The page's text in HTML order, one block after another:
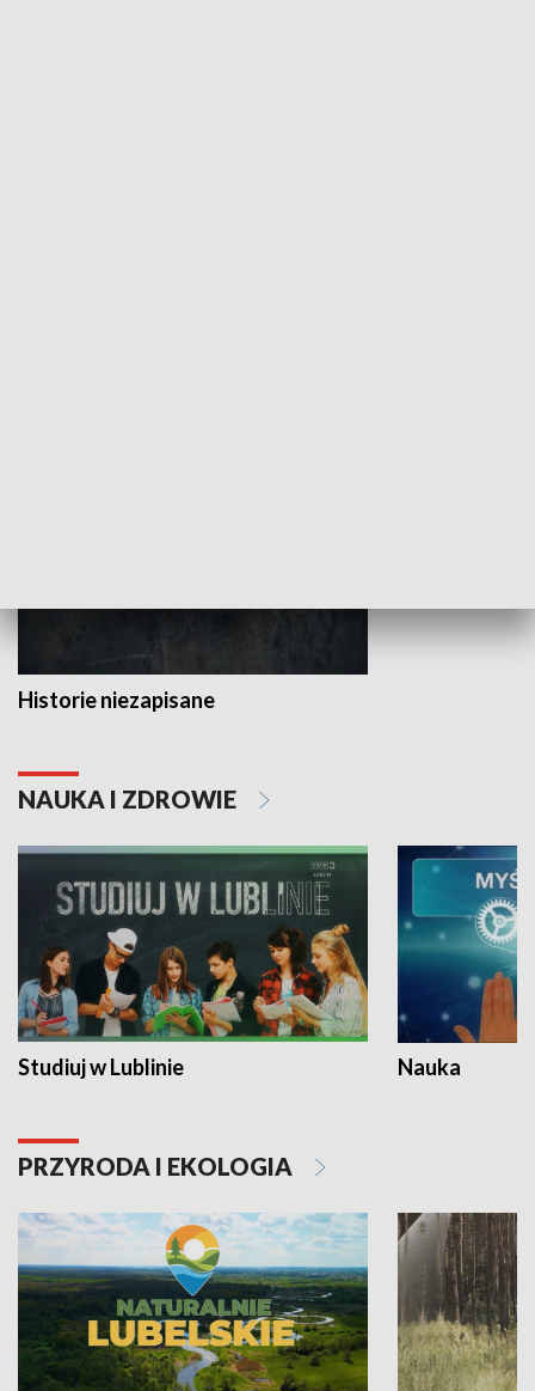
Historie niezapisane
NAUKA I ZDROWIE
Studiuj w Lublinie Nauka
PRZYRODA I EKOLOGIA